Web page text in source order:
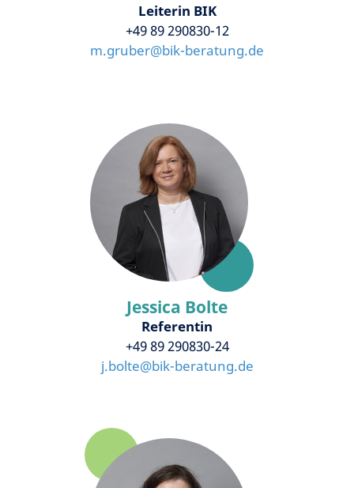
Leiterin BIK
+49 89 290830-12
m.gruber@bik-beratung.de
Jessica Bolte
Referentin
+49 89 290830-24
j.bolte@bik-beratung.de